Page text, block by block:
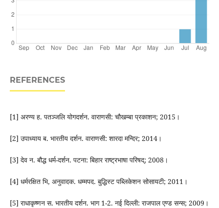
REFERENCES
[1] अरण्य ह. पतञ्जलि योगदर्शन. वाराणसी: चौखम्बा प्रकाशन; 2015।
[2] उपाध्याय ब. भारतीय दर्शन. वाराणसी: शारदा मन्दिर; 2014।
[3] देव न. बौद्ध धर्म-दर्शन. पटना: बिहार राष्ट्रभाषा परिषद्; 2008।
[4] धर्मरक्षित भि, अनुवादक. धम्मपद. बुद्धिस्ट पब्लिकेशन सोसायटी; 2011।
[5] राधाकृष्णन स. भारतीय दर्शन. भाग 1-2. नई दिल्ली: राजपाल एण्ड सन्स; 2009।